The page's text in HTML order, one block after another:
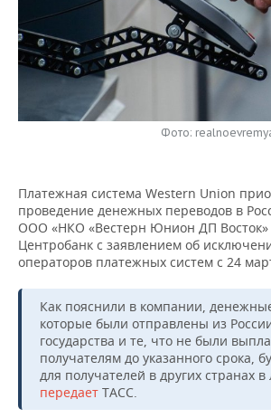
НЕФТЕХИМИЯ
НЕФТЬ
РОЗНИЧНАЯ ТОРГОВЛЯ
ТРАНСПОРТ
УСЛУГИ
НОВОСТИ ТЕХНОЛОГИЙ
IT
МЕДИА
МЕРОПРИЯТИЯ
НОВОСТИ МЕРОПРИЯТИЙ
ВЫЕЗДНАЯ РЕДАКЦИЯ
ONLINE-КОНФЕРЕНЦИИ
ОТКРЫТАЯ ЛЕКЦИЯ
СПОРТ
НОВОСТИ СПОРТА
ХОККЕЙ
БАСКЕТБОЛ
КИБЕРСПОРТ
ФИГУРНОЕ КАТАНИЕ
ВОДНЫЕ ВИДЫ СПОРТА
ОБЩЕСТВО
ВЛАСТЬ
ИНФРАСТРУКТУРА
КУЛЬТУРА
МЕДИЦИНА
ОБРАЗОВАНИЕ
СЮЖЕТЫ
СПРАВОЧНИК
СПИСОК КОМПАНИЙ
ПОЛНАЯ ВЕРСИЯ
Фото:
Платежная система Western Union
проведение денежных переводов в
ООО «НКО «Вестерн Юнион ДП Восток»
Центробанк с заявлением об
операторов платежных систем с 24
Как пояснили в компании,
которые были отправлены из
государства и те, что не были
получателям до указанного срока,
для получателей в других странах
передает ТАСС.